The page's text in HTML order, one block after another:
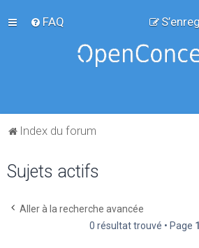
FAQ
Index du forum
Sujets actifs
Aller à la recherche avancée
0 résultat trouvé • Page 1